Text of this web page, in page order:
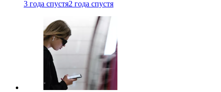
3 года спустя2 года спустя